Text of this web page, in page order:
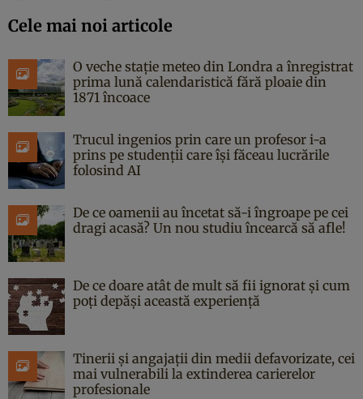
Cele mai noi articole
O veche stație meteo din Londra a înregistrat
prima lună calendaristică fără ploaie din
1871 încoace
Trucul ingenios prin care un profesor i-a
prins pe studenții care își făceau lucrările
folosind AI
De ce oamenii au încetat să-i îngroape pe cei
dragi acasă? Un nou studiu încearcă să afle!
De ce doare atât de mult să fii ignorat și cum
poți depăși această experiență
Tinerii și angajații din medii defavorizate, cei
mai vulnerabili la extinderea carierelor
profesionale